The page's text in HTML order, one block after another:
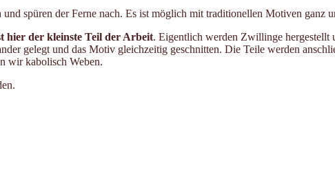
spüren der Ferne nach. Es ist möglich mit traditionellen Motiven ganz
hier der kleinste Teil der Arbeit. Eigentlich werden Zwillinge hergestellt
gelegt und das Motiv gleichzeitig geschnitten. Die Teile werden
wir kabolisch Weben.